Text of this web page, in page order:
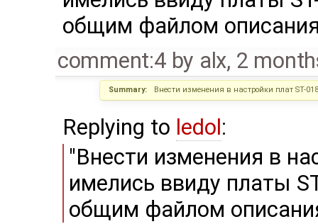
общим файлом
comment:4 by alx, 2
Summary: Внести изменения в настройки плат ST-
Replying to ledol:
"Внести изменения в
имелись ввиду платы
общим файлом